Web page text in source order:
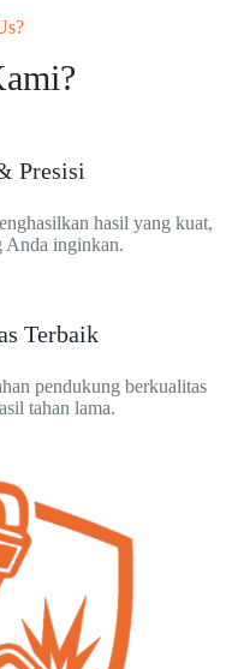
Presisi
hasil yang kuat,
Anda inginkan.
Terbaik
pendukung berkualitas
tahan lama.